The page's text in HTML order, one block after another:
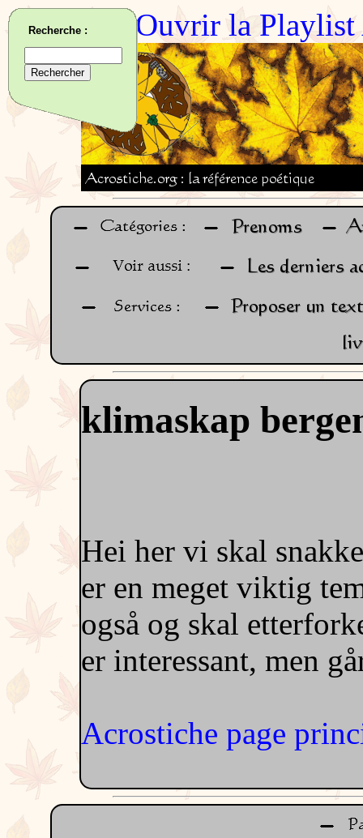
Ouvrir la Playlist
klimaskap
Hei her vi skal
er en meget viktig
også og skal
er interessant, men
Acrostiche page
Recherche :